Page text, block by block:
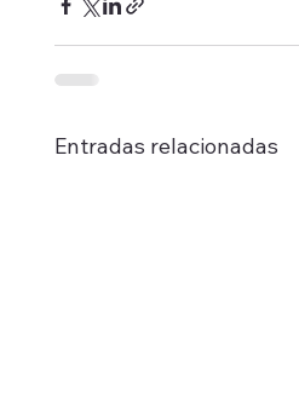
Entradas relacionadas